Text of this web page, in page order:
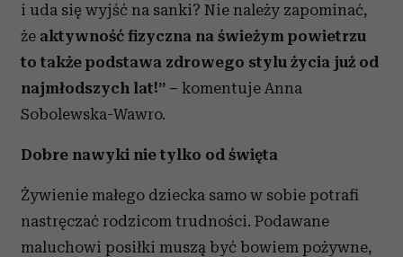
i uda się wyjść na sanki? Nie należy zapominać,
że aktywność fizyczna na świeżym powietrzu
to także podstawa zdrowego stylu życia już od
najmłodszych lat!” – komentuje Anna
Sobolewska-Wawro.
Dobre nawyki nie tylko od święta
Żywienie małego dziecka samo w sobie potrafi
nastręczać rodzicom trudności. Podawane
maluchowi posiłki muszą być bowiem pożywne,